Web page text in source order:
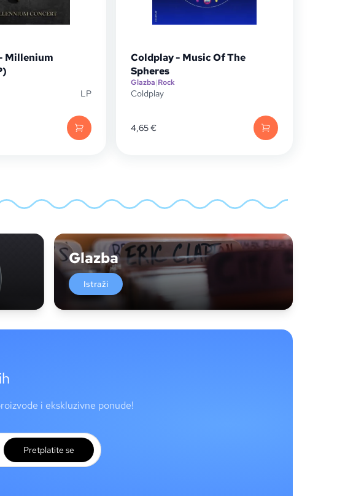
Millenium
LP
Coldplay - Music Of The
Spheres
Glazba|Rock
Coldplay
4,65€
Glazba
Istraži
i ekskluzivne ponude!
Pretplatite se